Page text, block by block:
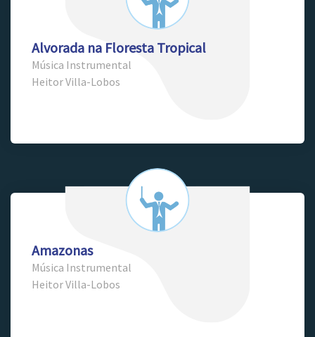
Alvorada na Floresta Tropical
Música Instrumental
Heitor Villa-Lobos
Amazonas
Música Instrumental
Heitor Villa-Lobos